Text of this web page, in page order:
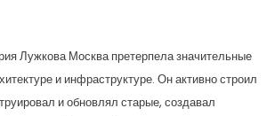
Лужкова Москва претерпела значительные
и инфраструктуре. Он активно строил
и обновлял старые, создавал